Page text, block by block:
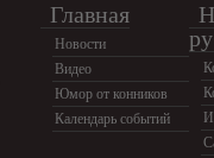
Главная
Новости
Видео
Юмор от конников
Календарь событий